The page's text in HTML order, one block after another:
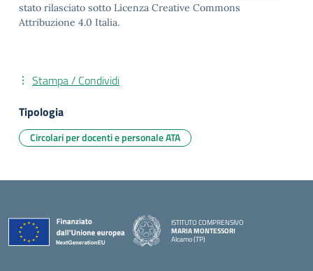
stato rilasciato sotto Licenza Creative Commons
Attribuzione 4.0 Italia.
Stampa / Condividi
Tipologia
Circolari per docenti e personale ATA
ISTITUTO COMPRENSIVO
MARIA MONTESSORI
Alcamo (TP)